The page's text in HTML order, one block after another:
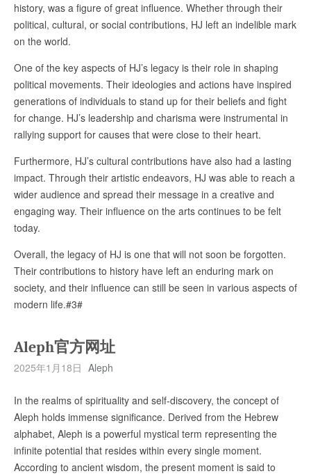
history, was a figure of great influence. Whether through their
political, cultural, or social contributions, HJ left an indelible mark
on the world.
One of the key aspects of HJ’s legacy is their role in shaping
political movements. Their ideologies and actions have inspired
generations of individuals to stand up for their beliefs and fight
for change. HJ’s leadership and charisma were instrumental in
rallying support for causes that were close to their heart.
Furthermore, HJ’s cultural contributions have also had a lasting
impact. Through their artistic endeavors, HJ was able to reach a
wider audience and spread their message in a creative and
engaging way. Their influence on the arts continues to be felt
today.
Overall, the legacy of HJ is one that will not soon be forgotten.
Their contributions to history have left an enduring mark on
society, and their influence can still be seen in various aspects of
modern life.#3#
Aleph官方网址
2025年1月18日 Aleph
In the realms of spirituality and self-discovery, the concept of
Aleph holds immense significance. Derived from the Hebrew
alphabet, Aleph is a powerful mystical term representing the
infinite potential that resides within every single moment.
According to ancient wisdom, the present moment is said to